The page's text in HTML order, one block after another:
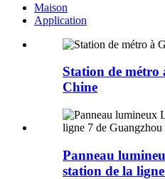
Maison
Application
Station de métro
Chine
Panneau
station de la